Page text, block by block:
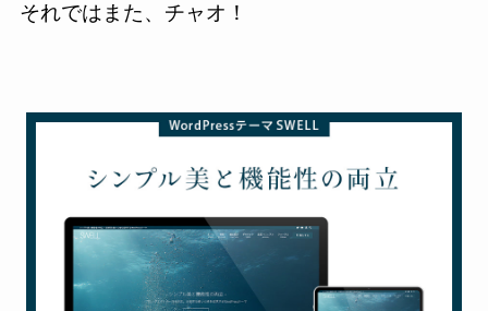
それではまた、チャオ！